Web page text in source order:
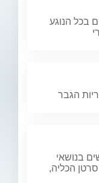
בכל הנוגע
הגבר
בנושאי
הכליה,